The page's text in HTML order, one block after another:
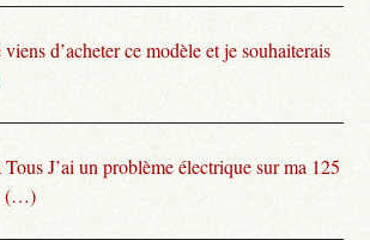
d’acheter ce modèle et je souhaiterais
J’ai un problème électrique sur ma 125
(…)